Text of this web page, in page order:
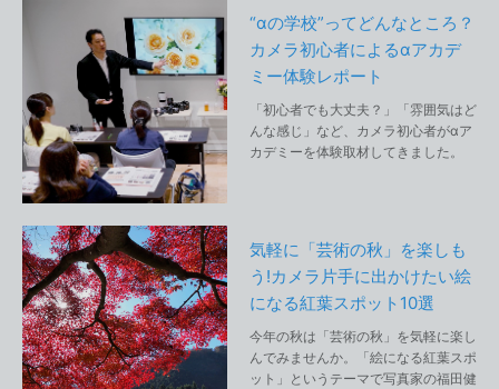
“αの学校”ってどんなところ？
カメラ初心者によるαアカデ
ミー体験レポート
「初心者でも大丈夫？」「雰囲気はど
んな感じ」など、カメラ初心者がαア
カデミーを体験取材してきました。
気軽に「芸術の秋」を楽しも
う!カメラ片手に出かけたい絵
になる紅葉スポット10選
今年の秋は「芸術の秋」を気軽に楽し
んでみませんか。「絵になる紅葉スポ
ット」というテーマで写真家の福田健